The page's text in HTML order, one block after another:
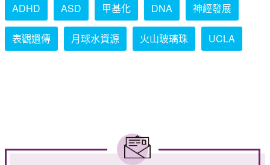
ADHD ASD 甲基化 DNA 神經發展
表觀遺傳 月球水資源 火山玻璃珠 UCLA